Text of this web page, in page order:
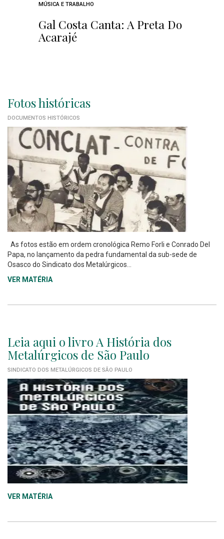
MÚSICA E TRABALHO
Gal Costa Canta: A Preta Do
Acarajé
Fotos históricas
DOCUMENTOS HISTÓRICOS
As fotos estão em ordem cronológica Remo Forli e Conrado Del
Papa, no lançamento da pedra fundamental da sub-sede de
Osasco do Sindicato dos Metalúrgicos...
VER MATÉRIA
Leia aqui o livro A História dos
Metalúrgicos de São Paulo
SINDICATO DOS METALÚRGICOS DE SÃO PAULO
VER MATÉRIA